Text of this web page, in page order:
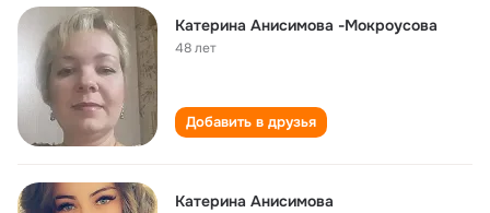
Катерина Анисимова -Мокроусова
48 лет
Добавить в друзья
Катерина Анисимова